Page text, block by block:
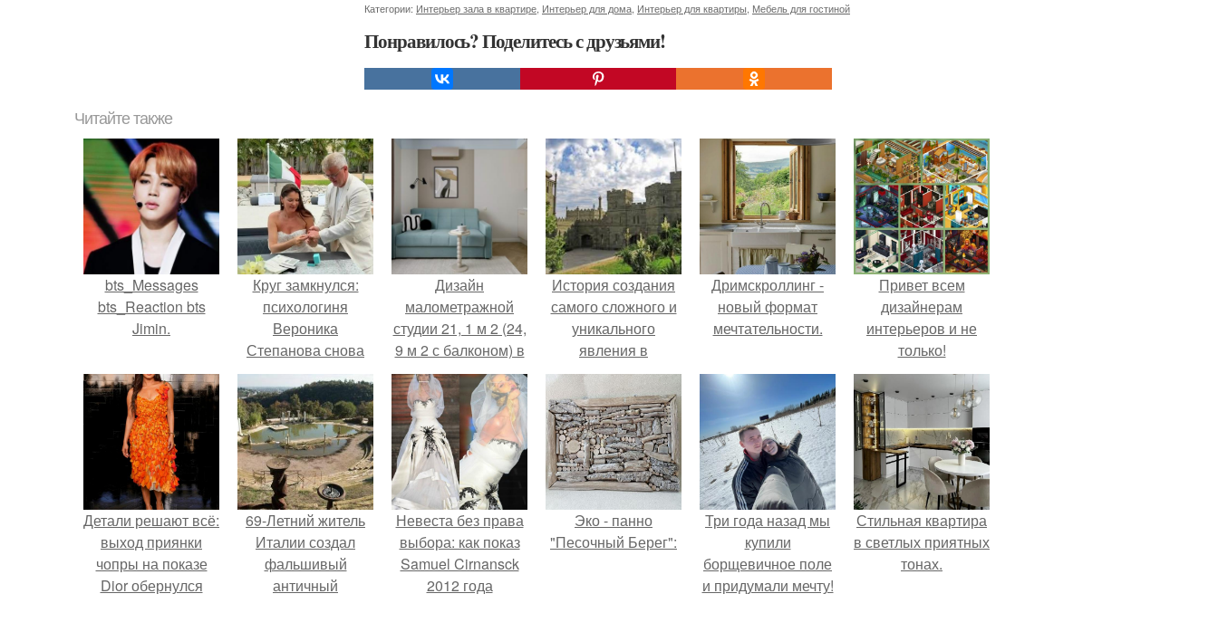
Категории: Интерьер зала в квартире Интерьер для дома Интерьер для квартиры Мебель для гостиной
Понравилось? Поделитесь с друзьями!
Читайте также
bts_Messages
bts_Reaction bts
Jimin.
Круг замкнулся:
психологиня
Вероника
Степанова снова
вышла замуж за
собственного
бывшего мужа.
Дизайн
малометражной
студии 21, 1 м 2 (24,
9 м 2 с балконом) в
Краснодаре.
История создания
самого сложного и
уникального
явления в
архитектуре -
южнобережной
резиденции графа
М. с. Воронцова.
Дримскроллинг -
новый формат
мечтательности.
Привет всем
дизайнерам
интерьеров и не
только!
Детали решают всё:
выход приянки
чопры на показе
Dior обернулся
69-Летний житель
Италии создал
фальшивый
античный
Невеста без права
выбора: как показ
Samuel Cirnansck
2012 года
Эко - панно
"Песочный Берег":
Три года назад мы
купили
борщевичное поле
и придумали мечту!
Стильная квартира
в светлых приятных
тонах.